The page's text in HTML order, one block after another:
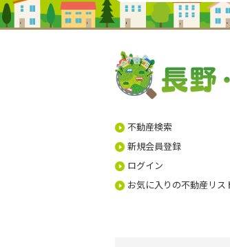
不動産検索
新規会員登録
ログイン
お気に入りの不動産リス